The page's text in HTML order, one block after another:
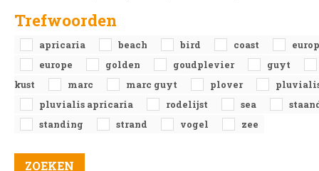
Trefwoorden
apricaria beach bird coast
europe
golden goudplevier
guyt
kust
marc marc guyt plover
pluvialis apricaria
rodelijst sea
standing
strand vogel zee